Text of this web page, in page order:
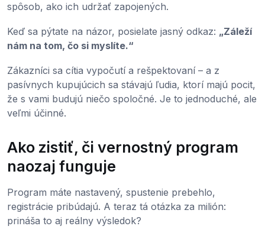
spôsob, ako ich udržať zapojených.
Keď sa pýtate na názor, posielate jasný odkaz: „Záleží
nám na tom, čo si myslíte.“
Zákazníci sa cítia vypočutí a rešpektovaní – a z
pasívnych kupujúcich sa stávajú ľudia, ktorí majú pocit,
že s vami budujú niečo spoločné. Je to jednoduché, ale
veľmi účinné.
Ako zistiť, či vernostný program
naozaj funguje
Program máte nastavený, spustenie prebehlo,
registrácie pribúdajú. A teraz tá otázka za milión:
prináša to aj reálny výsledok?